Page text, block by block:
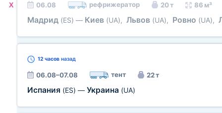
X 06.08 рефрижератор 20 т 86 м³
Мадрид (ES) — Киев (UA), Львов (UA), Ровно (UA),
12 часов назад
06.08–07.08 тент 22 т
Испания (ES) — Украина (UA)